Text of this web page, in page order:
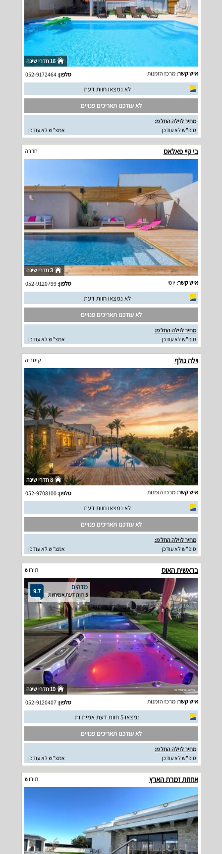
16 חדרי שינה
איש קשר:מרכז הזמנות טלפון:052-9172464
לא נמצאו חוות דעת
לא עודכנו תאריכים פנויים
מחיר לוילה החל מ:
סופ"ש לא עודכן
אמצ"ש לא עודכן
בי קיי פאלאס חדרה
3 חדרי שינה
איש קשר: יוסי טלפון:052-9120799
לא נמצאו חוות דעת
לא עודכנו תאריכים פנויים
מחיר לוילה החל מ:
סופ"ש לא עודכן
אמצ"ש לא עודכן
וילה גולף קיסריה
8 חדרי שינה
איש קשר:מרכז הזמנות טלפון:052-9708100
לא נמצאו חוות דעת
לא עודכנו תאריכים פנויים
מחיר לוילה החל מ:
סופ"ש לא עודכן
אמצ"ש לא עודכן
בראשית האוס תירוש
9.7 מדהים
5 חוות דעת אמיתיות
10 חדרי שינה
איש קשר:מרכז הזמנות טלפון:052-9120407
נמצאו 5 חוות דעת אמיתיות
לא עודכנו תאריכים פנויים
מחיר לוילה החל מ:
סופ"ש לא עודכן
אמצ"ש לא עודכן
אחוזת זמרת הארץ תירוש